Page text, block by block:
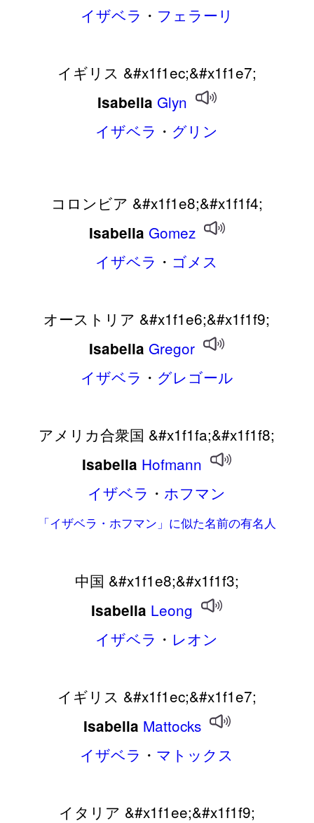
イザベラ ・ フェラーリ
イギリス &#x1f1ec;&#x1f1e7;
Isabella Glyn
イザベラ ・ グリン
コロンビア &#x1f1e8;&#x1f1f4;
Isabella Gomez
イザベラ ・ ゴメス
オーストリア &#x1f1e6;&#x1f1f9;
Isabella Gregor
イザベラ ・ グレゴール
アメリカ合衆国 &#x1f1fa;&#x1f1f8;
Isabella Hofmann
イザベラ ・ ホフマン
「イザベラ・ホフマン」に似た名前の有名人
中国 &#x1f1e8;&#x1f1f3;
Isabella Leong
イザベラ ・ レオン
イギリス &#x1f1ec;&#x1f1e7;
Isabella Mattocks
イザベラ ・ マトックス
イタリア &#x1f1ee;&#x1f1f9;